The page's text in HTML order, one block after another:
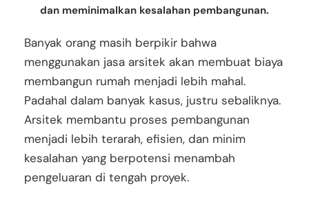
dan meminimalkan kesalahan pembangunan.
Banyak orang masih berpikir bahwa
menggunakan jasa arsitek akan membuat biaya
membangun rumah menjadi lebih mahal.
Padahal dalam banyak kasus, justru sebaliknya.
Arsitek membantu proses pembangunan
menjadi lebih terarah, efisien, dan minim
kesalahan yang berpotensi menambah
pengeluaran di tengah proyek.